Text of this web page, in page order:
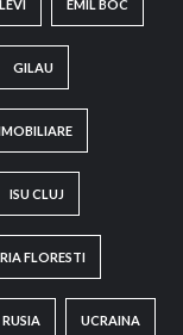
EMIL BOC
GILAU
ISU CLUJ
FLORESTI
RUSIA UCRAINA